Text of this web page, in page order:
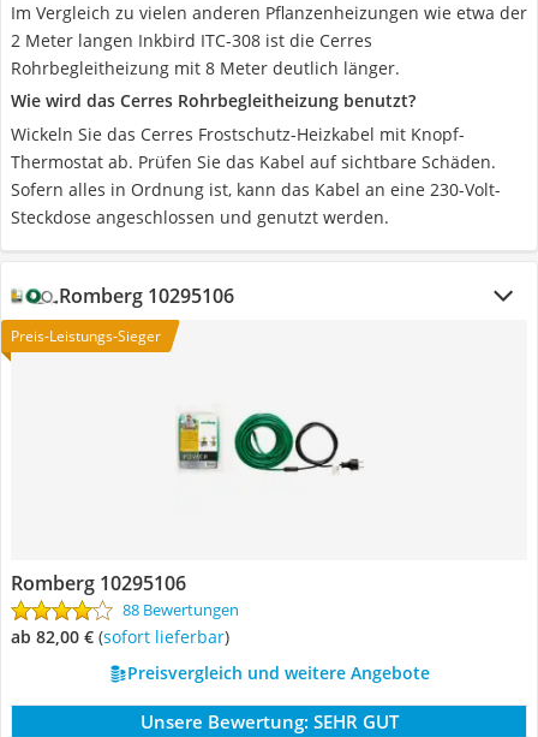
Im Vergleich zu vielen anderen Pflanzenheizungen wie etwa der
2 Meter langen Inkbird ITC-308 ist die Cerres
Rohrbegleitheizung mit 8 Meter deutlich länger.
Wie wird das Cerres Rohrbegleitheizung benutzt?
Wickeln Sie das Cerres Frostschutz-Heizkabel mit Knopf-
Thermostat ab. Prüfen Sie das Kabel auf sichtbare Schäden.
Sofern alles in Ordnung ist, kann das Kabel an eine 230-Volt-
Steckdose angeschlossen und genutzt werden.
Romberg 10295106
Preis-Leistungs-Sieger
Romberg 10295106
88 Bewertungen
ab 82,00 € ( Sofort lieferbar)
Preisvergleich und weitere Angebote
Unsere Bewertung: SEHR GUT